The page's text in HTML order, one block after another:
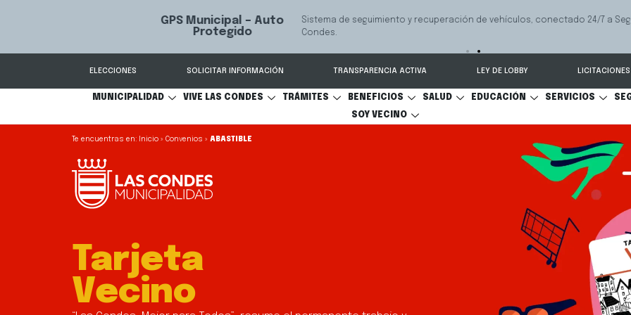
GPS Municipal – Auto
Protegido
Sistema de seguimiento y recuperación de vehículos, conectado 24/7 a Seguridad
Condes.
ELECCIONES SOLICITAR INFORMACIÓN TRANSPARENCIA ACTIVA LEY DE LOBBY LICITACIONES
MUNICIPALIDAD VIVE LAS CONDES TRÁMITES BENEFICIOS SALUD EDUCACIÓN SERVICIOS
SOY VECINO
Inicio » Convenios » ABASTIBLE
Tarjeta
Vecino